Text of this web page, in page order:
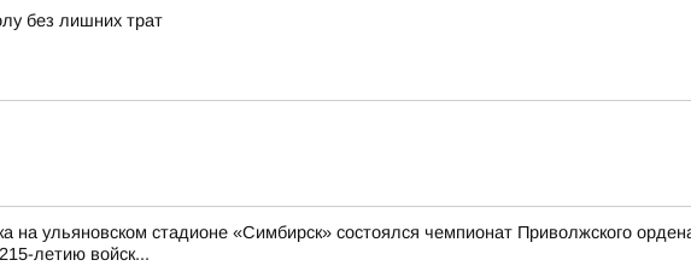
без лишних трат
на ульяновском стадионе «Симбирск» состоялся чемпионат Приволжского
летию войск...